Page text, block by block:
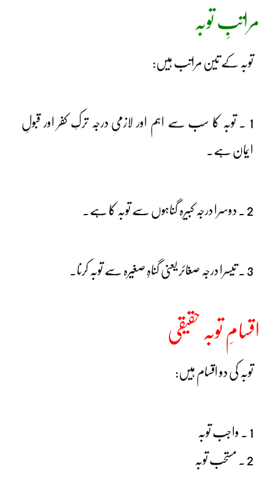
مراتبِ توبہ
توبہ کے تین مراتب ہیں:
1 ۔ توبہ کا سب سے اہم اور لازمی درجہ ترکِ کفر اور قبولِ
ایمان ہے۔
2 ۔ دوسرا درجہ کبیرہ گناہوں سے توبہ کا ہے۔
3 ۔ تیسرا درجہ صغائر یعنی گناہِ صغیرہ سے توبہ کرنا۔
اقسامِ توبہ حقیقی
توبہ کی دو اقسام ہیں:
1 ۔ واجب توبہ
2 ۔ مستحب توبہ